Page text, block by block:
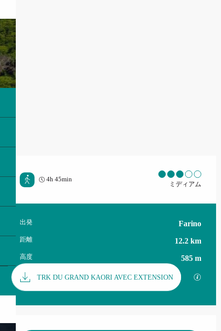
4h 45min
ミディアム
実用的な情報
出発 Farino
距離 12.2 km
高度 585 m
資料
TRK DU GRAND KAORI AVEC EXTENSION GPX /
営業時間と連絡先